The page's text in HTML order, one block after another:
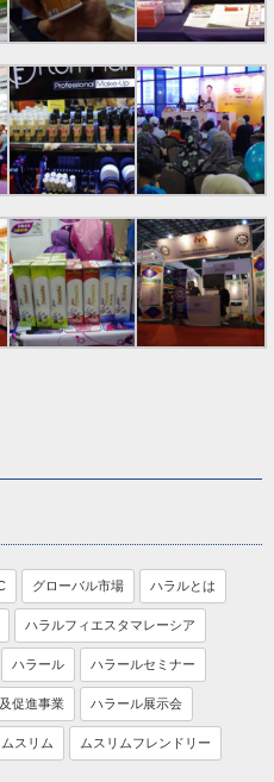
グローバル市場 ハラルとは
ハラルフィエスタマレーシア
ハラール ハラールセミナー
促進事業 ハラール展示会
ムスリム ムスリムフレンドリー